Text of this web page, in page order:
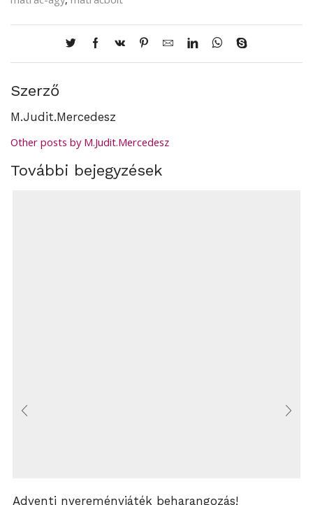
Szerző
M.Judit.Mercedesz
Other posts by M.Judit.Mercedesz
További bejegyzések
Adventi nyereményjáték beharangozás!